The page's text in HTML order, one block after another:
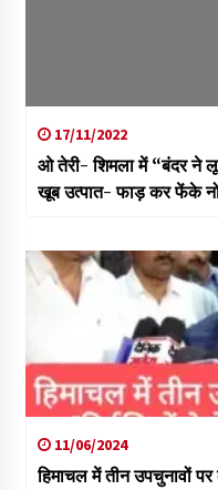
17/11/2022
ओ तेरी- शिमला में “बंदर ने
खूब उत्पात- फाड़ कर फेंके
11/06/2024
हिमाचल में तीन उपचुनावों